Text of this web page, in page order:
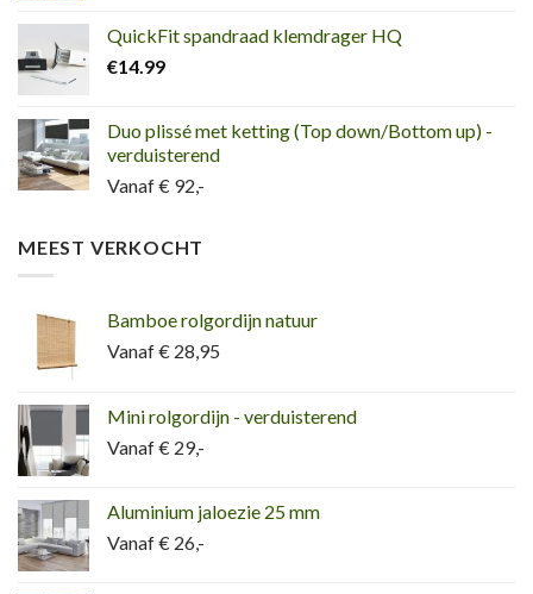
QuickFit spandraad klemdrager HQ
€14.99
Duo plissé met ketting (Top down/Bottom up) -
verduisterend
Vanaf € 92,-
MEEST VERKOCHT
Bamboe rolgordijn natuur
Vanaf € 28,95
Mini rolgordijn - verduisterend
Vanaf € 29,-
Aluminium jaloezie 25 mm
Vanaf € 26,-